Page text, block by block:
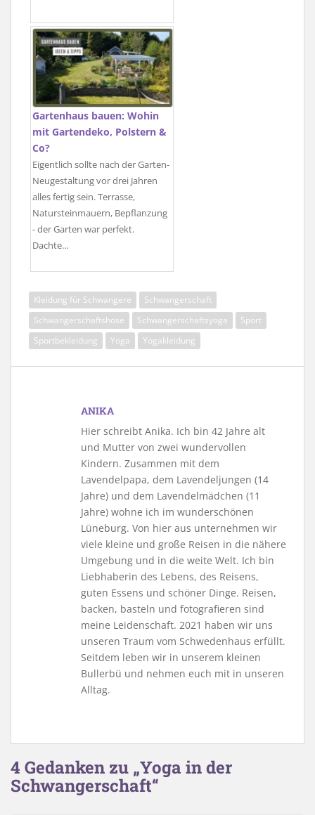
Gartenhaus bauen: Wohin
mit Gartendeko, Polstern &
Co?
Eigentlich sollte nach der Garten-
Neugestaltung vor drei Jahren
alles fertig sein. Terrasse,
Natursteinmauern, Bepflanzung
- der Garten war perfekt.
Dachte…
Kleidung für Schwangere
Schwangerschaft
Schwangerschaftshose
Schwangerschaftsyoga
Sport
Sportbekleidung
Yoga Yogakleidung
ANIKA
Hier schreibt Anika. Ich bin 42 Jahre alt
und Mutter von zwei wundervollen
Kindern. Zusammen mit dem
Lavendelpapa, dem Lavendeljungen (14
Jahre) und dem Lavendelmädchen (11
Jahre) wohne ich im wunderschönen
Lüneburg. Von hier aus unternehmen wir
viele kleine und große Reisen in die nähere
Umgebung und in die weite Welt. Ich bin
Liebhaberin des Lebens, des Reisens,
guten Essens und schöner Dinge. Reisen,
backen, basteln und fotografieren sind
meine Leidenschaft. 2021 haben wir uns
unseren Traum vom Schwedenhaus erfüllt.
Seitdem leben wir in unserem kleinen
Bullerbü und nehmen euch mit in unseren
Alltag.
4 Gedanken zu „Yoga in der
Schwangerschaft“